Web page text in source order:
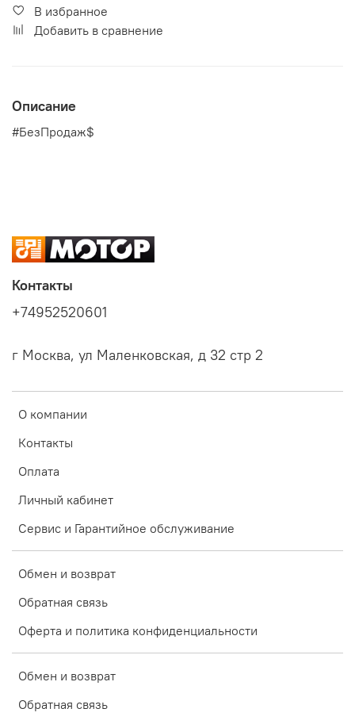
В избранное
Добавить в сравнение
Описание
#БезПродаж$
О компании
Контакты
Оплата
Личный кабинет
Сервис и Гарантийное обслуживание
Обмен и возврат
Обратная связь
Оферта и политика конфиденциальности
Обмен и возврат
Обратная связь
Контакты
+74952520601
г Москва, ул Маленковская, д 32 стр 2